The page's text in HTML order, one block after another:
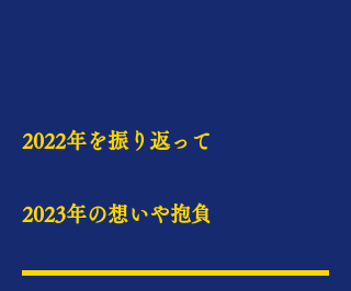
2022年を振り返って
2023年の想いや抱負